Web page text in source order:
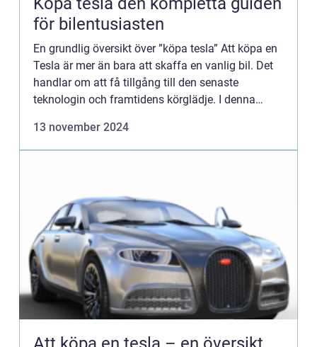
för bilentusiasten
En grundlig översikt över ”köpa tesla” Att köpa en
Tesla är mer än bara att skaffa en vanlig bil. Det
handlar om att få tillgång till den senaste
teknologin och framtidens körglädje. I denna
13 november 2024